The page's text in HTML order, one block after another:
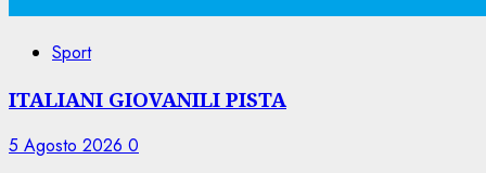
Sport
ITALIANI GIOVANILI PISTA
5 Agosto 2026 0